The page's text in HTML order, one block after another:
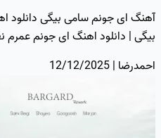
آهنگ ای جونم سامی بیگی
بیگی | دانلود اهنگ ای جونم
احمدرضا | 12/12/2025